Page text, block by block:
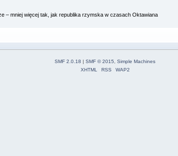
– mniej więcej tak, jak republika rzymska w czasach Oktawiana
SMF 2.0.18 | SMF © 2015
Simple Machines
XHTML
RSS WAP2